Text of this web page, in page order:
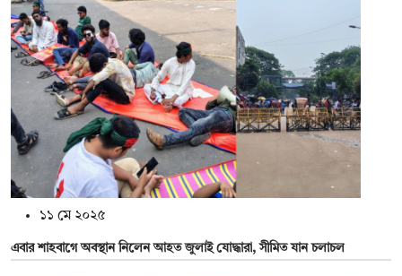
১১ মে ২০২৫
এবার শাহবাগে অবস্থান নিলেন আহত জুলাই যোদ্ধারা, সীমিত যান চলাচল